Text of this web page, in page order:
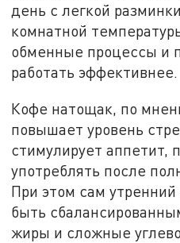
день с легкой
комнатной
обменные процессы и
работать эффективнее.
Кофе натощак, по
повышает уровень
стимулирует аппетит,
употреблять после
При этом сам
быть
жиры и сложные